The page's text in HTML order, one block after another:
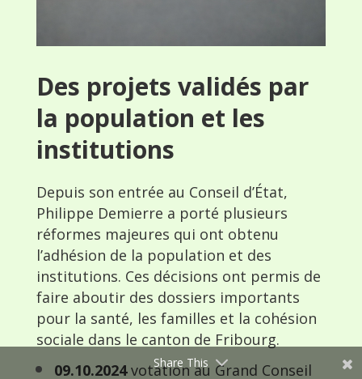
Des projets validés par
la population et les
institutions
Depuis son entrée au Conseil d’État,
Philippe Demierre a porté plusieurs
réformes majeures qui ont obtenu
l’adhésion de la population et des
institutions. Ces décisions ont permis de
faire aboutir des dossiers importants
pour la santé, les familles et la cohésion
sociale dans le canton de Fribourg.
09.10.2024votation au Grand Conseil
Share This